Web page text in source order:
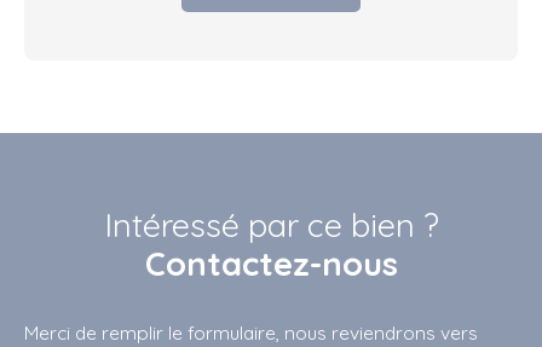
Intéressé par ce bien ?
Contactez-nous
Merci de remplir le formulaire, nous reviendrons vers